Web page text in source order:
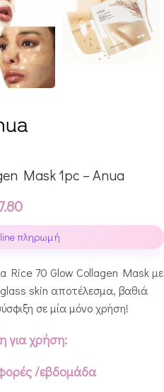
Mask 1pc – Anua
πληρωμή
Rice 70 Glow Collagen Mask με
glass skin αποτέλεσμα, βαθιά
σε μία μόνο χρήση!
για χρήση:
/εβδομάδα